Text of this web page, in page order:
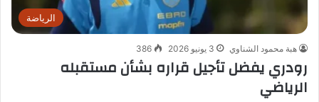
الرياضة
هبة محمود الشناوي 3 يونيو 2026 386
رودري يفضل تأجيل قراره بشأن مستقبله
الرياضي